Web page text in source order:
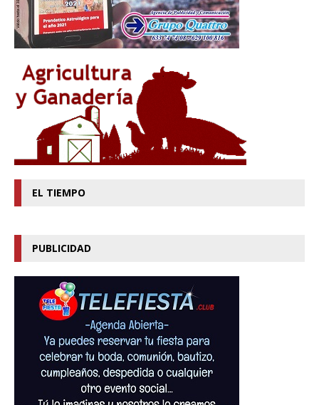
EL TIEMPO
PUBLICIDAD